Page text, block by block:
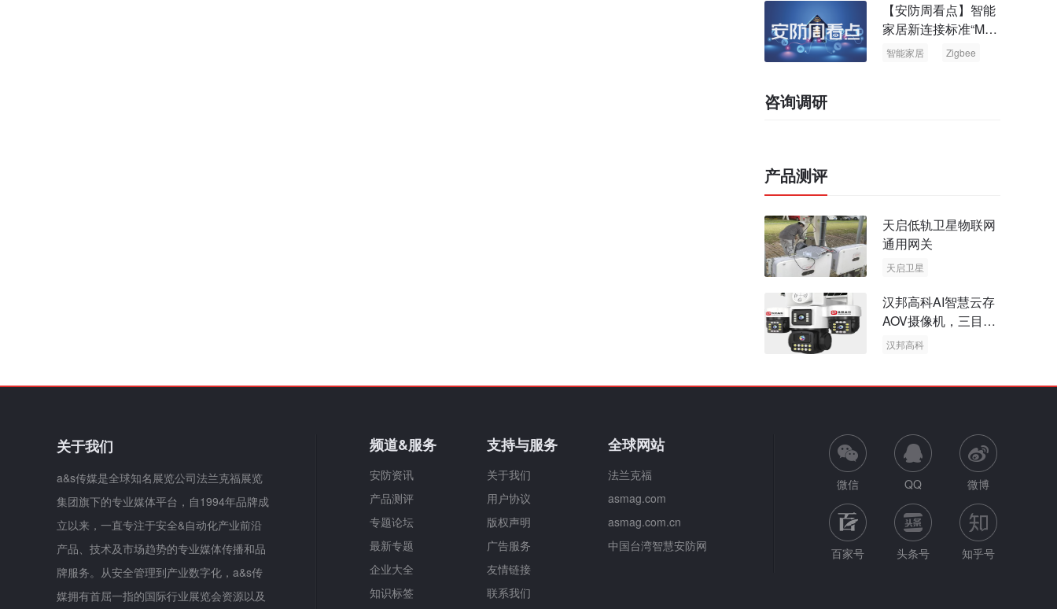
【安防周看点】智能
家居新连接标准“Matt
er” Zigbee联盟更名
智能家居 Zigbee
咨询调研
产品测评
天启低轨卫星物联网
通用网关
天启卫星
汉邦高科AI智慧云存
AOV摄像机，三目太
阳能多摄球机
汉邦高科
关于我们
a&s传媒是全球知名展览公司法兰克福展览
集团旗下的专业媒体平台，自1994年品牌成
立以来，一直专注于安全&自动化产业前沿
产品、技术及市场趋势的专业媒体传播和品
牌服务。从安全管理到产业数字化，a&s传
媒拥有首屈一指的国际行业展览会资源以及
频道&服务
安防资讯
产品测评
专题论坛
最新专题
企业大全
知识标签
支持与服务
关于我们
用户协议
版权声明
广告服务
友情链接
联系我们
全球网站
法兰克福
asmag.com
asmag.com.cn
中国台湾智慧安防网
微信 QQ 微博
百家号 头条号 知乎号